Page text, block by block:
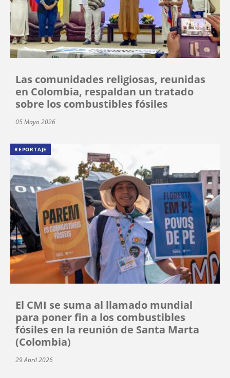
Las comunidades religiosas, reunidas
en Colombia, respaldan un tratado
sobre los combustibles fósiles
05 Mayo 2026
REPORTAJE
El CMI se suma al llamado mundial
para poner fin a los combustibles
fósiles en la reunión de Santa Marta
(Colombia)
29 Abril 2026